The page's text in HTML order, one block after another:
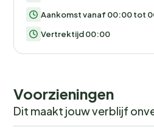
Aankomst vanaf 00:00 tot
Vertrektijd 00:00
Voorzieningen
Dit maakt jouw verblijf